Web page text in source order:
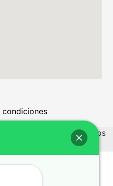
condiciones
– Todos los derechos